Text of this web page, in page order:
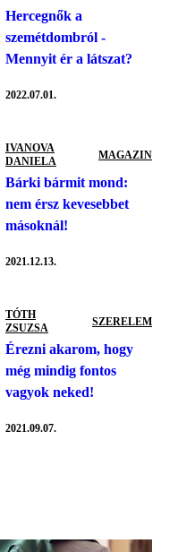
Hercegnők a
szemétdombról -
Mennyit ér a látszat?
2022.07.01.
IVANOVA
DANIELA
MAGAZIN
Bárki bármit mond:
nem érsz kevesebbet
másoknál!
2021.12.13.
TÓTH
ZSUZSA
SZERELEM
Érezni akarom, hogy
még mindig fontos
vagyok neked!
2021.09.07.